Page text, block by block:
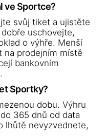
ve Sportce?
svůj tiket a ujistěte
uschovejte,
o výhře. Menší
na prodejním místě
bankovním
Sportky?
dobu. Výhru
365 dnů od data
lhůtě nevyzvednete,